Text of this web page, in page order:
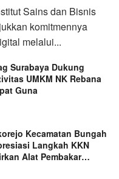
Sains dan Bisnis
komitmennya
melalui...
Surabaya Dukung
UMKM NK Rebana
Guna
Kecamatan Bungah
Langkah KKN
Alat Pembakar
Stove’